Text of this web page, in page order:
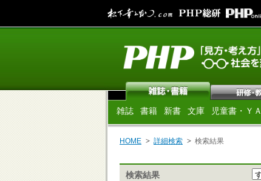
雑誌 書籍 新書 文庫 児童書・ＹＡ
HOME 詳細検索
検索結果
検索結果